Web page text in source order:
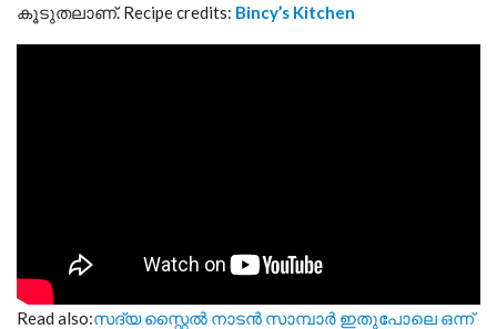
കൂടുതലാണ്. Recipe credits: Bincy’s Kitchen
Read also:സദ്യ സ്റ്റൈൽ നാടൻ സാമ്പാർ ഇതുപോലെ ഒന്ന്